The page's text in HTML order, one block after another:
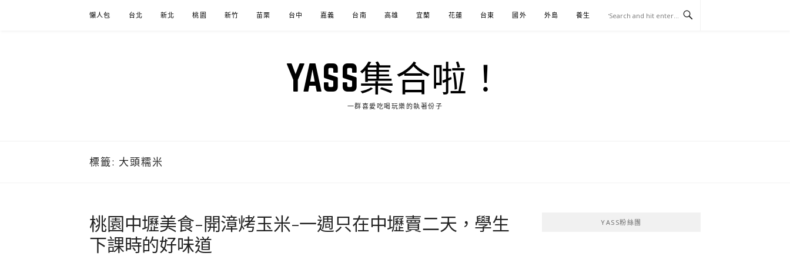
懶人包 台北 新北 桃園 新竹 苗栗 台中 嘉義 台南 高雄 宜蘭 花蓮 台東 國外 外島 養生 伴手禮
YASS集合啦！
一群喜愛吃喝玩樂的執著份子
標籤: 大頭糯米
桃園中壢美食-開漳烤玉米-一週只在中壢賣二天，學生
下課時的好味道
YASS粉絲團